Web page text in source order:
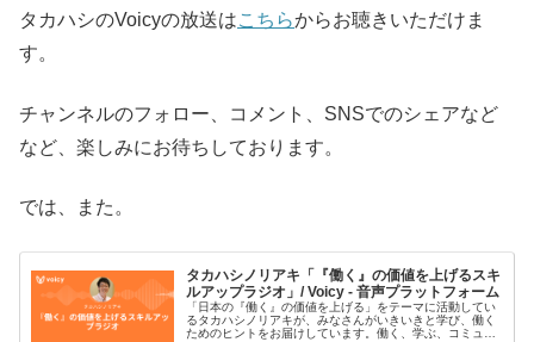
タカハシのVoicyの放送はこちらからお聴きいただけま
す。
チャンネルのフォロー、コメント、SNSでのシェアなど
など、楽しみにお待ちしております。
では、また。
タカハシノリアキ「『働く』の価値を上げるスキ
ルアップラジオ」/ Voicy - 音声プラットフォーム
「日本の『働く』の価値を上げる」をテーマに活動してい
るタカハシノリアキが、みなさんがいきいきと学び、働く
ためのヒントをお届けしています。働く、学ぶ、コミュニ